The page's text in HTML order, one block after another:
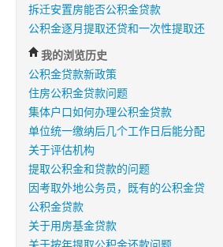
拆迁安置房能否公积金贷款
公积金逐月提取还贷和一次性提取还
我的浏览历史
公积金贷款新政策
住房公积金贷款问题
集体户口如何办理公积金贷款
单位统一缴纳后几个工作日后能分配
关于评估机构
提取公积金和贷款的问题
因考取外地公务员，既有的公积金贷
公积金贷款
关于用房基金贷款
关于按年提取公积金还款问题